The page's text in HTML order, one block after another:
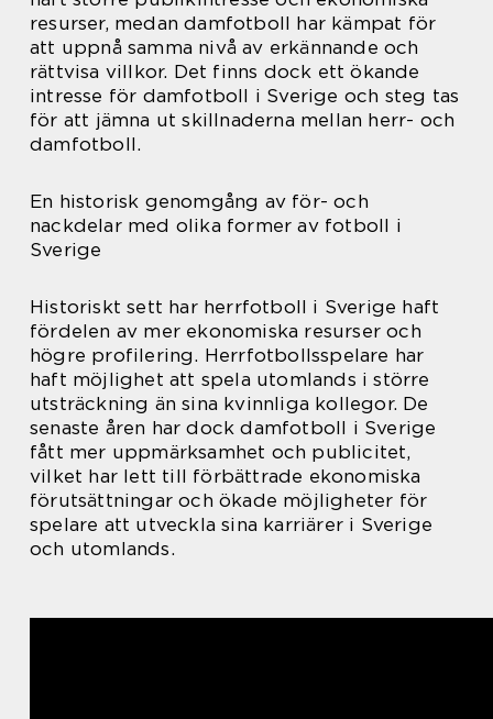
resurser, medan damfotboll har kämpat för
att uppnå samma nivå av erkännande och
rättvisa villkor. Det finns dock ett ökande
intresse för damfotboll i Sverige och steg tas
för att jämna ut skillnaderna mellan herr- och
damfotboll.
En historisk genomgång av för- och
nackdelar med olika former av fotboll i
Sverige
Historiskt sett har herrfotboll i Sverige haft
fördelen av mer ekonomiska resurser och
högre profilering. Herrfotbollsspelare har
haft möjlighet att spela utomlands i större
utsträckning än sina kvinnliga kollegor. De
senaste åren har dock damfotboll i Sverige
fått mer uppmärksamhet och publicitet,
vilket har lett till förbättrade ekonomiska
förutsättningar och ökade möjligheter för
spelare att utveckla sina karriärer i Sverige
och utomlands.